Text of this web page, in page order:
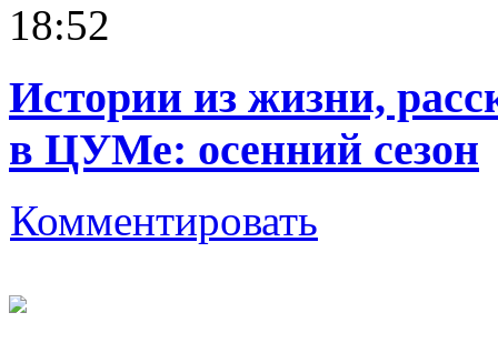
18:52
Истории из жизни,
в ЦУМе: осенний сезон
Комментировать